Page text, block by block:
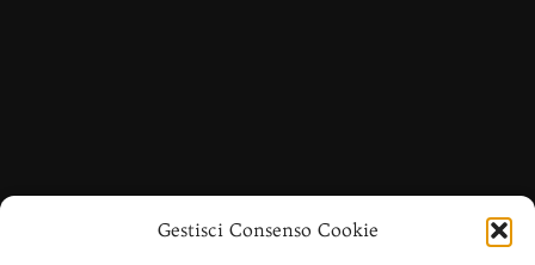
Gestisci Consenso Cookie